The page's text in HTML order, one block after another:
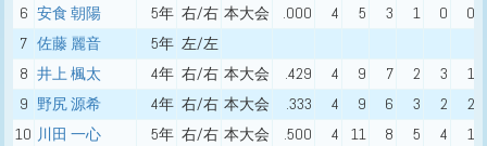
6 安食 朝陽 5年 右/右 本大会 .000 4 5 3 1 0
0
7 佐藤 麗音 5年 左/左
8 井上 楓太 4年 右/右 本大会 .429 4 9 7 2 3
1
9 野尻 源希 4年 右/右 本大会 .333 4 9 6 3 2
2
10 川田 一心 5年 右/右 本大会 .500 4 11 8 5 4 1